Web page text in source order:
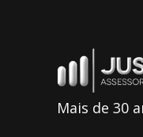
Mais de 30